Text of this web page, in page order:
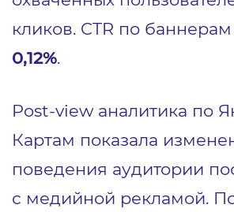
кликов. CTR по
0,12%.
Post-view аналитика по
Картам показала
поведения аудитории
с медийной рекламой.